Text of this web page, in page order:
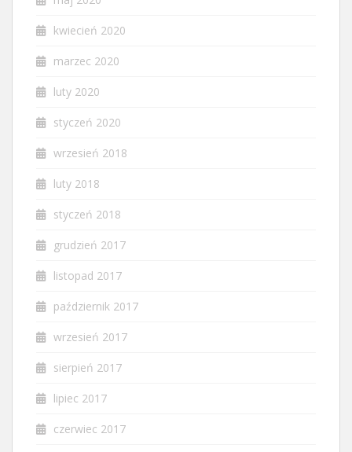
kwiecień 2020
marzec 2020
luty 2020
styczeń 2020
wrzesień 2018
luty 2018
styczeń 2018
grudzień 2017
listopad 2017
październik 2017
wrzesień 2017
sierpień 2017
lipiec 2017
czerwiec 2017